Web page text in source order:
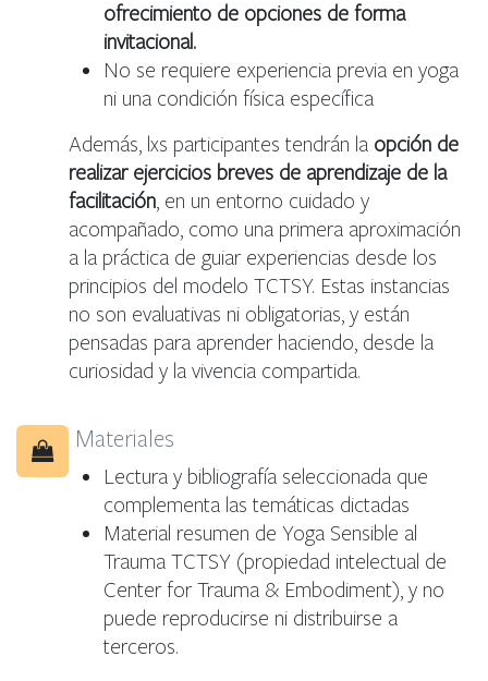
ofrecimiento de opciones de forma
invitacional.
No se requiere experiencia previa en yoga
ni una condición física específica
Además, lxs participantes tendrán la opción de
realizar ejercicios breves de aprendizaje de la
facilitación, en un entorno cuidado y
acompañado, como una primera aproximación
a la práctica de guiar experiencias desde los
principios del modelo TCTSY. Estas instancias
no son evaluativas ni obligatorias, y están
pensadas para aprender haciendo, desde la
curiosidad y la vivencia compartida.
Materiales
Lectura y bibliografía seleccionada que
complementa las temáticas dictadas
Material resumen de Yoga Sensible al
Trauma TCTSY (propiedad intelectual de
Center for Trauma & Embodiment), y no
puede reproducirse ni distribuirse a
terceros.